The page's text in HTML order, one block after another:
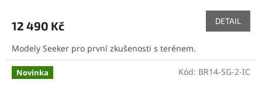
12 490 Kč DETAIL
Modely Seeker pro první zkušenosti s terénem.
Novinka Kód: BR14-SG-2-IC